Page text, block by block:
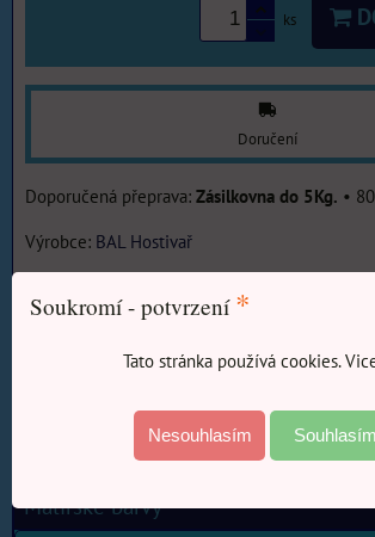
ks
Doručení
Zásilkovna do 5Kg. •
Výrobce: BAL Hostivař
E-SHOP Barvy-Laky
E-SHOP Barvy-Laky
Penetrace a podklady barev
Malířské barvy
Soukromí - potvrzení *
Tato stránka používá cookies.
Nesouhlasím Souhlasím